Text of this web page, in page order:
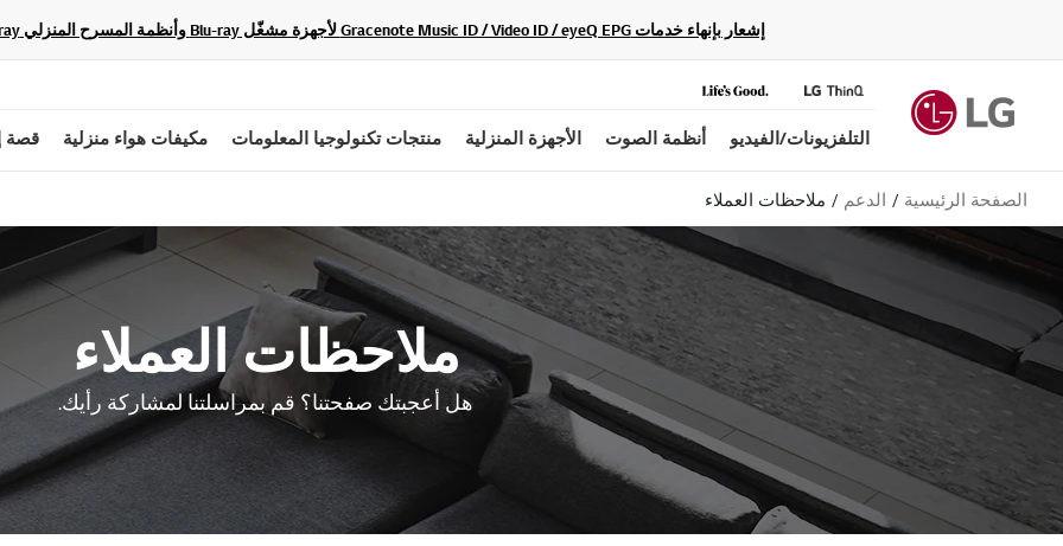
إشعار بإنهاء خدمات Gracenote Music ID / Video ID / eyeQ EPG لأجهزة مشغّل Blu-ray وأنظمة المسرح المنزلي Blu-ray، حيث لن تكون متاحة بعد الآن.
التلفزيونات/الفيديو أنظمة الصوت الأجهزة المنزلية منتجات تكنولوجيا المعلومات مكيفات هواء منزلية قصة
الصفحة الرئيسية الدعم ملاحظات العملاء
ملاحظات العملاء
هل أعجبتك صفحتنا؟ قم بمراسلتنا لمشاركة رأيك.